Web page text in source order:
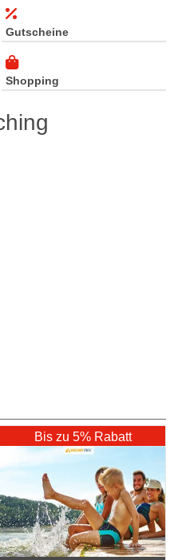
Gutscheine
Shopping
Bis zu 5% Rabatt